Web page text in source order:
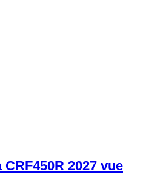
2027 vue